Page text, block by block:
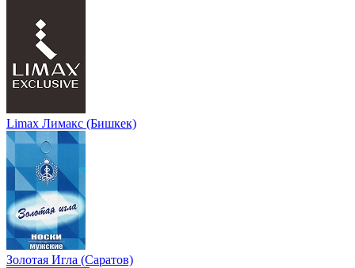
Limax Лимакс (Бишкек)
Золотая Игла (Саратов)